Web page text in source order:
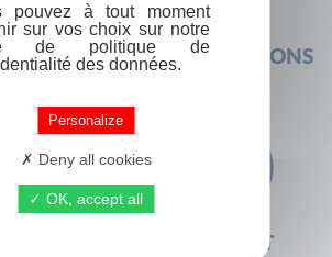
? FOIRE AUX QUESTIONS
41 29 19 CONTACT
pouvez à tout moment
sur vos choix sur notre
de politique de
des données.
Personalize
Deny all cookies
OK, accept all